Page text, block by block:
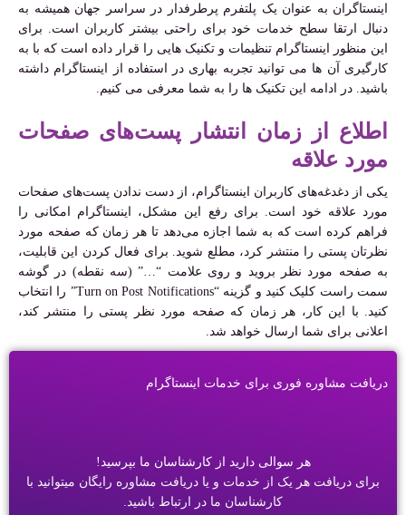
اینستاگران به عنوان یک پلتفرم پرطرفدار در سراسر جهان همیشه به
دنبال ارتقا سطح خدمات خود برای راحتی بیشتر کاربران است. برای
این منظور اینستاگرام تنظیمات و تکنیک هایی را قرار داده است که با به
کارگیری آن ها می توانید تجربه بهاری در استفاده از اینستاگرام داشته
باشید. در ادامه این تکنیک ها را به شما معرفی می کنیم.
اطلاع از زمان انتشار پست‌های صفحات
مورد علاقه
یکی از دغدغه‌های کاربران اینستاگرام، از دست ندادن پست‌های صفحات
مورد علاقه خود است. برای رفع این مشکل، اینستاگرام امکانی را
فراهم کرده است که به شما اجازه می‌دهد تا هر زمان که صفحه مورد
نظرتان پستی را منتشر کرد، مطلع شوید. برای فعال کردن این قابلیت،
به صفحه مورد نظر بروید و روی علامت “…” (سه نقطه) در گوشه
سمت راست کلیک کنید و گزینه “Turn on Post Notifications” را انتخاب
کنید. با این کار، هر زمان که صفحه مورد نظر پستی را منتشر کند،
اعلانی برای شما ارسال خواهد شد.
دریافت مشاوره فوری برای خدمات اینستاگرام
هر سوالی دارید از کارشناسان ما بپرسید!
برای دریافت هر یک از خدمات و یا دریافت مشاوره رایگان میتوانید با
کارشناسان ما در ارتباط باشید.